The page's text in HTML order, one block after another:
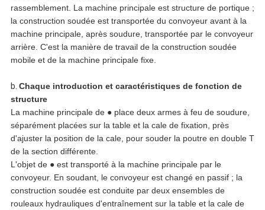
rassemblement. La machine principale est structure de portique ;
la construction soudée est transportée du convoyeur avant à la
machine principale, après soudure, transportée par le convoyeur
arrière. C'est la manière de travail de la construction soudée
mobile et de la machine principale fixe.
b. Chaque introduction et caractéristiques de fonction de
structure
La machine principale de ● place deux armes à feu de soudure,
séparément placées sur la table et la cale de fixation, près
d'ajuster la position de la cale, pour souder la poutre en double T
de la section différente.
L'objet de ● est transporté à la machine principale par le
convoyeur. En soudant, le convoyeur est changé en passif ; la
construction soudée est conduite par deux ensembles de
rouleaux hydrauliques d'entraînement sur la table et la cale de